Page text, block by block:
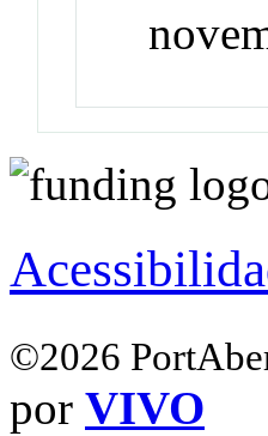
©2026
por VIVO